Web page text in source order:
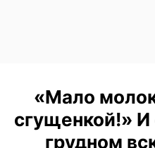
«Мало
сгущенкой!»
грудном